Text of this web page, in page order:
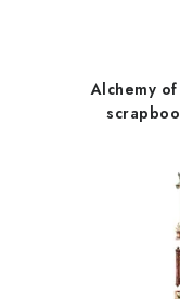
Alchemy